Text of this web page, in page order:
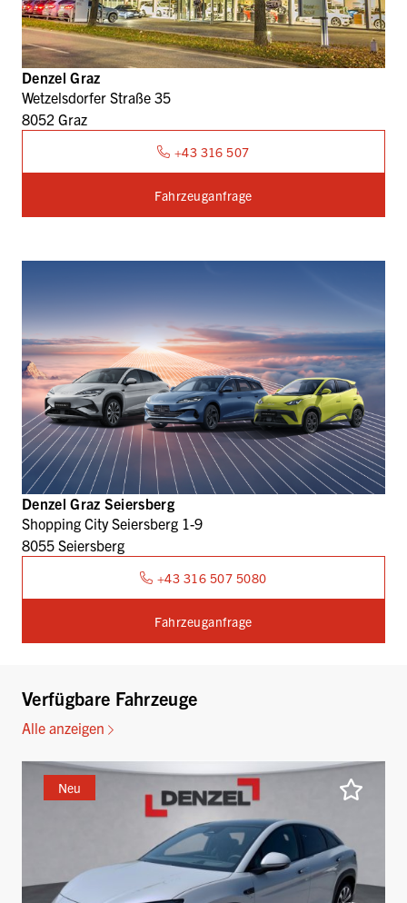
Denzel Graz
Wetzelsdorfer Straße 35
8052 Graz
+43 316 507
Fahrzeuganfrage
Denzel Graz Seiersberg
Shopping City Seiersberg 1-9
8055 Seiersberg
+43 316 507 5080
Fahrzeuganfrage
Verfügbare Fahrzeuge
Alle anzeigen
Neu